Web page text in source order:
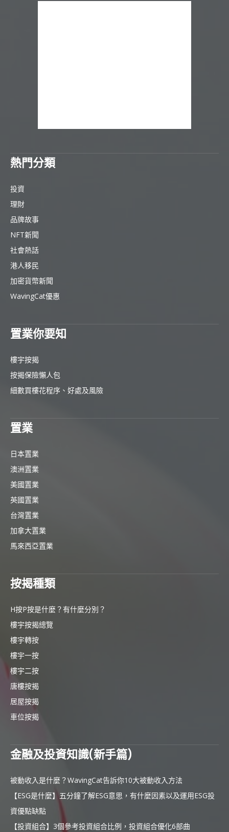
熱門分類
投資
理財
品牌故事
NFT新聞
社會熱話
港人移民
加密貨幣新聞
WavingCat優惠
置業你要知
樓宇按揭
按揭保險懶人包
細數買樓花程序、好處及風險
置業
日本置業
澳洲置業
美國置業
英國置業
台灣置業
加拿大置業
馬來西亞置業
按揭種類
H按P按是什麼？有什麼分別？
樓宇按揭總覽
樓宇轉按
樓宇一按
樓宇二按
唐樓按揭
居屋按揭
車位按揭
金融及投資知識(新手篇)
被動收入是什麼？WavingCat告訴你10大被動收入方法
【ESG是什麼】五分鐘了解ESG意思，有什麼因素以及運用ESG投
資優點缺點
【投資組合】3個參考投資組合比例，投資組合優化6部曲